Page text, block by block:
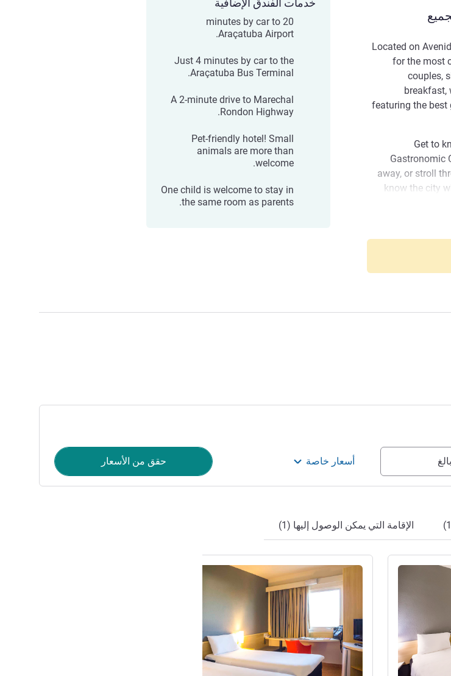
Located on
for the most
couples,
breakfast,
featuring the best
Get to
Gastronomic
away, or stroll
know the city
Ibis Araçatuba
Fat Ox",
خدمات الفندق الإضافية
20 minutes by car to
Araçatuba Airport.
Just 4 minutes by car to the
Araçatuba Bus Terminal.
A 2-minute drive to Marechal
Rondon Highway.
Pet-friendly hotel! Small
animals are more than
welcome.
One child is welcome to stay in
the same room as parents.
أسعار خاصة حقق من الأسعار
الإقامة التي يمكن الوصول إليها (1)
راجع التفاصيل